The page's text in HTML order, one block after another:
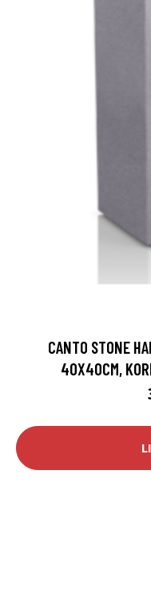
CANTO STONE
40X40CM,